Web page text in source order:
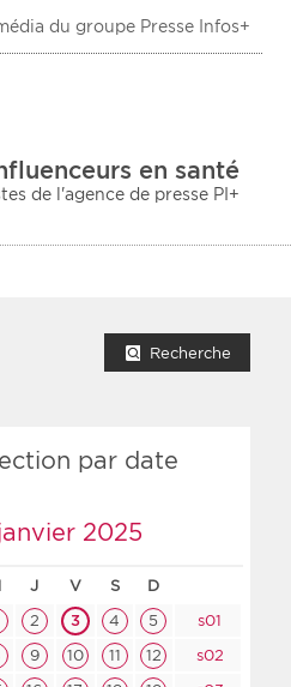
du groupe Presse Infos+
en santé
de l'agence de presse PI+
Recherche
par date
2025
J V S D
2 3 4 5
s01
9 10 11 12
s02